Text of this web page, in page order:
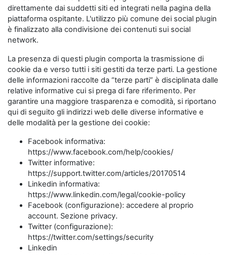
direttamente dai suddetti siti ed integrati nella pagina della
piattaforma ospitante. L'utilizzo più comune dei social plugin
è finalizzato alla condivisione dei contenuti sui social
network.
La presenza di questi plugin comporta la trasmissione di
cookie da e verso tutti i siti gestiti da terze parti. La gestione
delle informazioni raccolte da “terze parti” è disciplinata dalle
relative informative cui si prega di fare riferimento. Per
garantire una maggiore trasparenza e comodità, si riportano
qui di seguito gli indirizzi web delle diverse informative e
delle modalità per la gestione dei cookie:
Facebook informativa:
https://www.facebook.com/help/cookies/
Twitter informative:
https://support.twitter.com/articles/20170514
Linkedin informativa:
https://www.linkedin.com/legal/cookie-policy
Facebook (configurazione): accedere al proprio
account. Sezione privacy.
Twitter (configurazione):
https://twitter.com/settings/security
Linkedin